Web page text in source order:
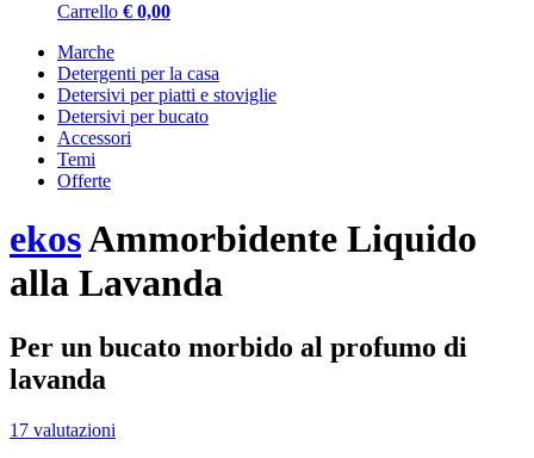
Carrello € 0,00
Marche
Detergenti per la casa
Detersivi per piatti e stoviglie
Detersivi per bucato
Accessori
Temi
Offerte
ekosAmmorbidente Liquido
alla Lavanda
Per un bucato morbido al profumo di
lavanda
17 valutazioni